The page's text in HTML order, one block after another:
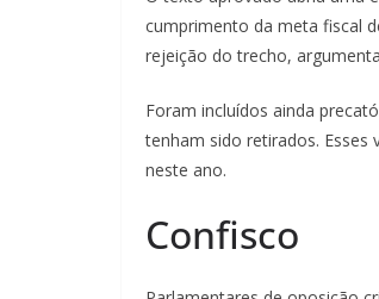
cumprimento da meta fiscal
rejeição do trecho,
Foram incluídos ainda
tenham sido retirados.
neste ano.
Confisco